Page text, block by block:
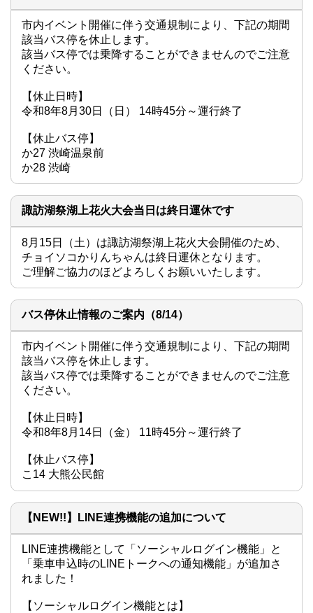
市内イベント開催に伴う交通規制により、下記の期間
該当バス停を休止します。
該当バス停では乗降することができませんのでご注意
ください。
【休止日時】
令和8年8月30日（日） 14時45分～運行終了
【休止バス停】
か27 渋崎温泉前
か28 渋崎
諏訪湖祭湖上花火大会当日は終日運休です
8月15日（土）は諏訪湖祭湖上花火大会開催のため、
チョイソコかりんちゃんは終日運休となります。
ご理解ご協力のほどよろしくお願いいたします。
バス停休止情報のご案内（8/14）
市内イベント開催に伴う交通規制により、下記の期間
該当バス停を休止します。
該当バス停では乗降することができませんのでご注意
ください。
【休止日時】
令和8年8月14日（金） 11時45分～運行終了
【休止バス停】
こ14 大熊公民館
【NEW!!】LINE連携機能の追加について
LINE連携機能として「ソーシャルログイン機能」と
「乗車申込時のLINEトークへの通知機能」が追加さ
れました！
【ソーシャルログイン機能とは】